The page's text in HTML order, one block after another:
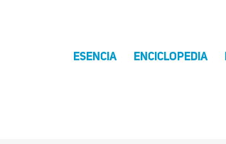
ESENCIA ENCICLOPEDIA